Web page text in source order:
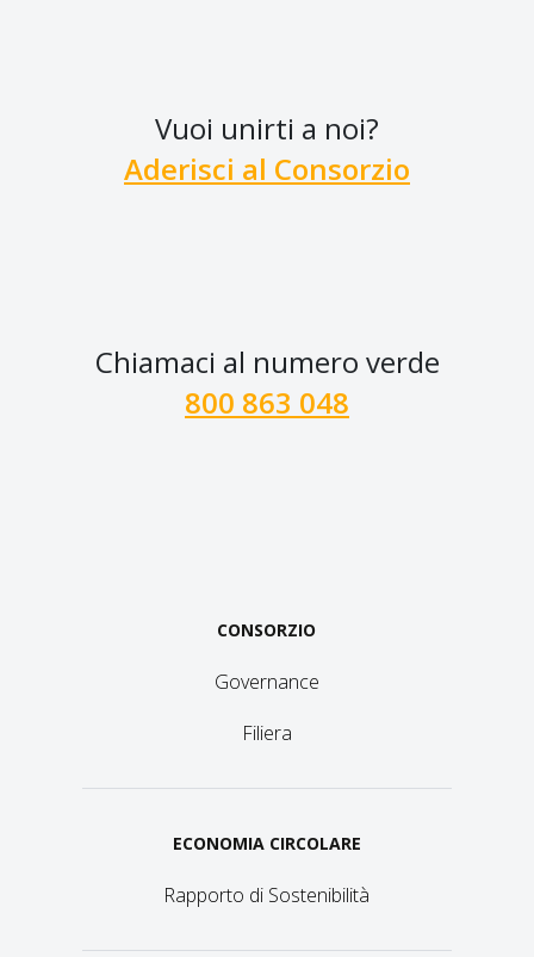
Vuoi unirti a noi?
Aderisci al Consorzio
Chiamaci al numero verde
800 863 048
CONSORZIO
Governance
Filiera
ECONOMIA CIRCOLARE
Rapporto di Sostenibilità